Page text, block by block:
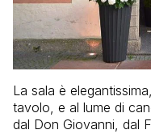
La sala è
tavolo, e al lume di
dal Don Giovanni, dal